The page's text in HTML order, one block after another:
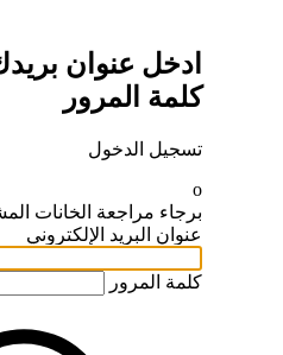
ادخل عنوان
كلمة المرور
تسجيل الدخول
o
برجاء مراجعة الخانات
عنوان البريد الإلكتروني
كلمة المرور